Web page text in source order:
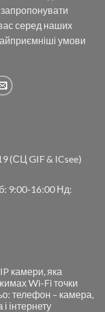
серед наших
умови
(СЦ GIF & ICsee)
9:00-16:00 Нд:
камери, яка
Wi-Fi точки
телефон – камера,
інтернету